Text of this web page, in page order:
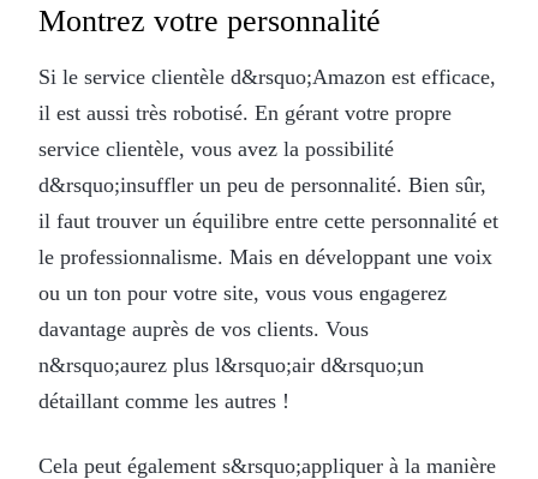
Montrez votre personnalité
Si le service clientèle d&rsquo;Amazon est efficace,
il est aussi très robotisé. En gérant votre propre
service clientèle, vous avez la possibilité
d&rsquo;insuffler un peu de personnalité. Bien sûr,
il faut trouver un équilibre entre cette personnalité et
le professionnalisme. Mais en développant une voix
ou un ton pour votre site, vous vous engagerez
davantage auprès de vos clients. Vous
n&rsquo;aurez plus l&rsquo;air d&rsquo;un
détaillant comme les autres !
Cela peut également s&rsquo;appliquer à la manière